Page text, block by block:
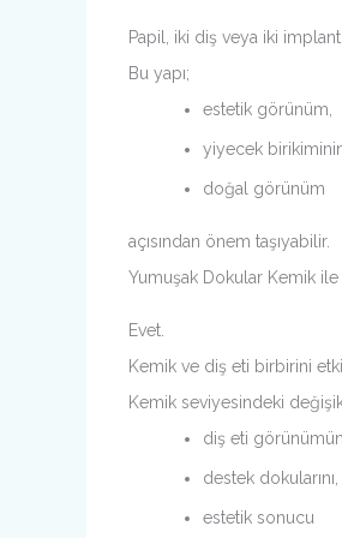
Papil, iki diş veya iki
Bu yapı;
estetik görünüm,
yiyecek birikiminin
doğal görünüm
açısından önem taşıyabilir.
Yumuşak Dokular Kemik
Evet.
Kemik ve diş eti birbirini
Kemik seviyesindeki
diş eti
destek dokularını,
estetik sonucu